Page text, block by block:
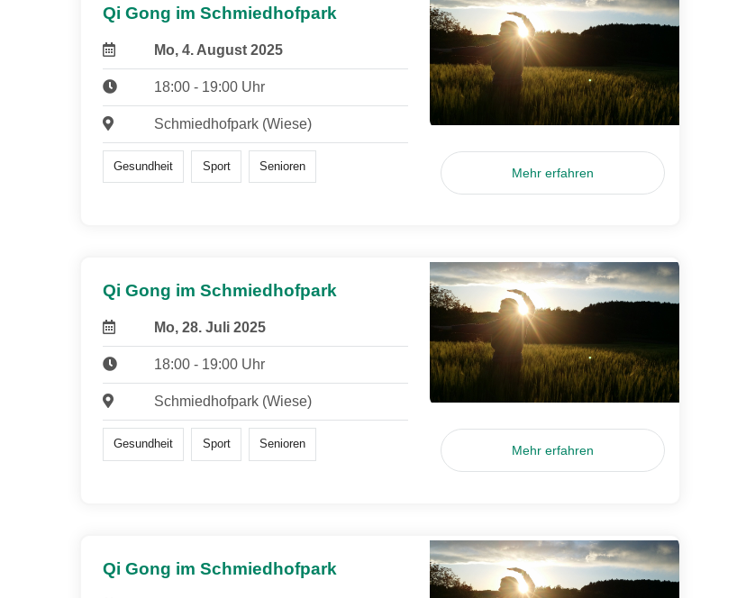
Qi Gong im Schmiedhofpark
Mo, 4. August 2025
18:00 - 19:00 Uhr
Schmiedhofpark (Wiese)
Gesundheit Sport Senioren Mehr erfahren
Qi Gong im Schmiedhofpark
Mo, 28. Juli 2025
18:00 - 19:00 Uhr
Schmiedhofpark (Wiese)
Gesundheit Sport Senioren Mehr erfahren
Qi Gong im Schmiedhofpark